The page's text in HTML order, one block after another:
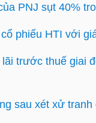
PNJ sụt 40%
phiếu HTI với
trước thuế giai
sau xét xử